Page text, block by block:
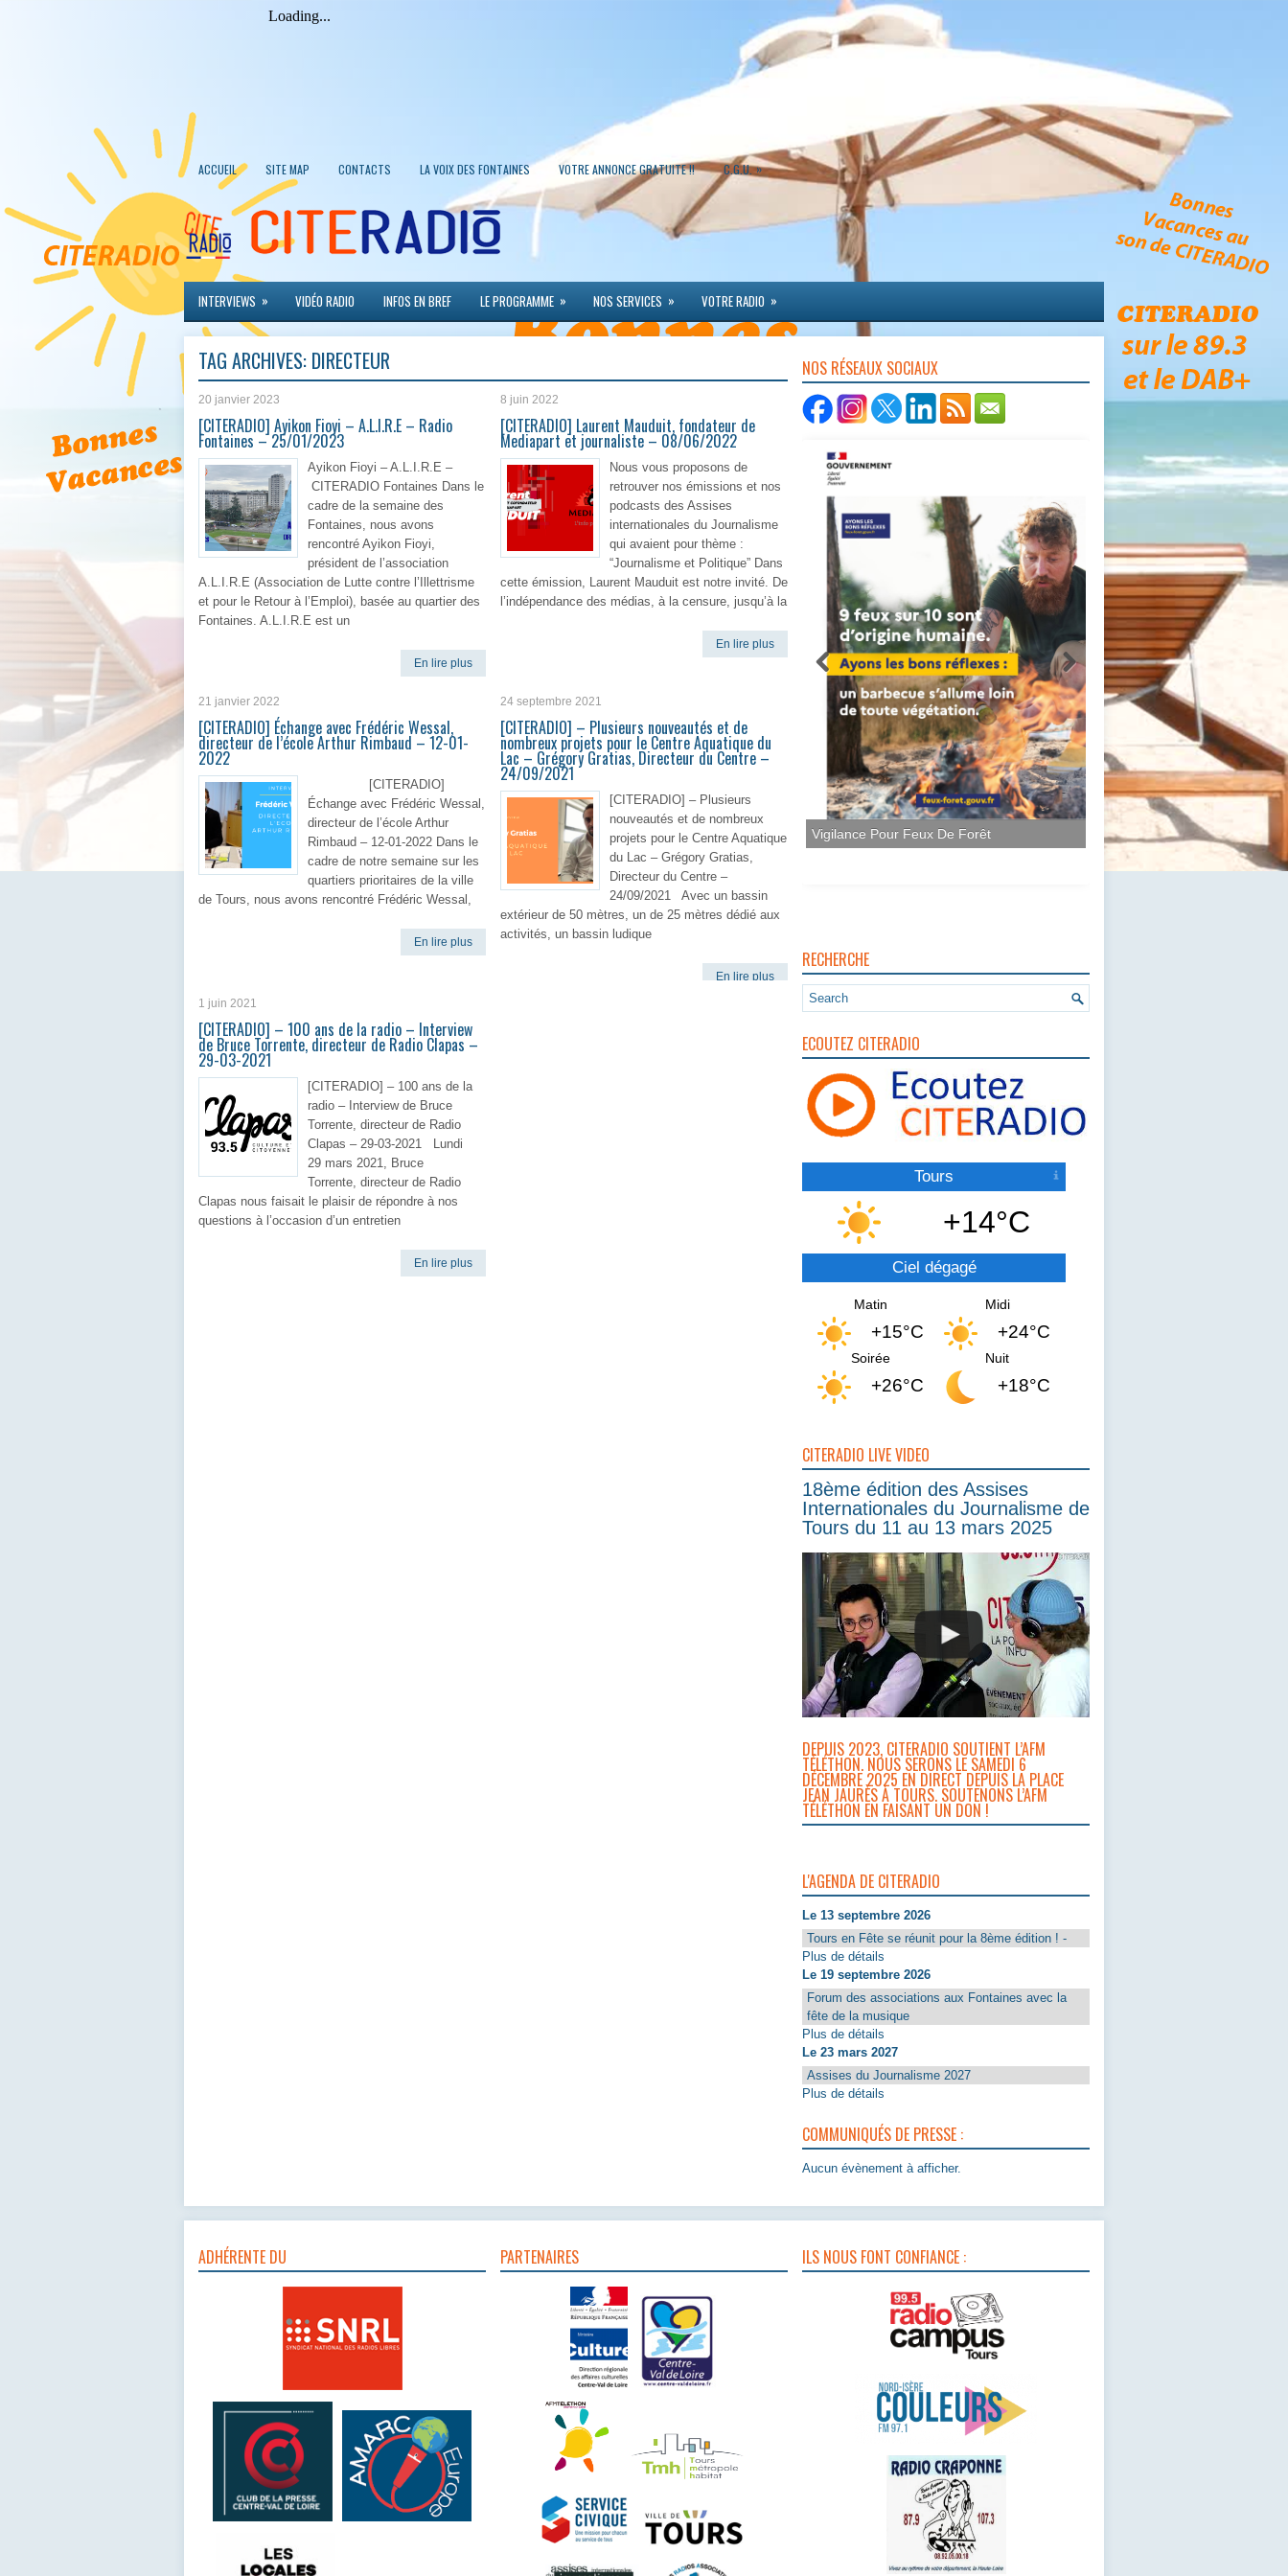
ACCUEIL SITE MAP CONTACTS LA VOIX DES FONTAINES VOTRE ANNONCE GRATUITE !! C.G.U. »
INTERVIEWS » VIDÉO RADIO INFOS EN BREF LE PROGRAMME » NOS SERVICES » VOTRE RADIO »
TAG ARCHIVES: DIRECTEUR
20 janvier 2023
[CITERADIO] Ayikon Fioyi – A.L.I.R.E – Radio
Fontaines – 25/01/2023
Ayikon Fioyi – A.L.I.R.E –
CITERADIO Fontaines Dans le
cadre de la semaine des
Fontaines, nous avons
rencontré Ayikon Fioyi,
président de l’association
A.L.I.R.E (Association de Lutte contre l’Illettrisme
et pour le Retour à l’Emploi), basée au quartier des
Fontaines. A.L.I.R.E est un
En lire plus
8 juin 2022
[CITERADIO] Laurent Mauduit, fondateur de
Mediapart et journaliste – 08/06/2022
Nous vous proposons de
retrouver nos émissions et nos
podcasts des Assises
internationales du Journalisme
qui avaient pour thème :
“Journalisme et Politique” Dans
cette émission, Laurent Mauduit est notre invité. De
l’indépendance des médias, à la censure, jusqu’à la
En lire plus
21 janvier 2022
[CITERADIO] Échange avec Frédéric Wessal,
directeur de l’école Arthur Rimbaud – 12-01-
2022
[CITERADIO]
Échange avec Frédéric Wessal,
directeur de l’école Arthur
Rimbaud – 12-01-2022 Dans le
cadre de notre semaine sur les
quartiers prioritaires de la ville
de Tours, nous avons rencontré Frédéric Wessal,
En lire plus
24 septembre 2021
[CITERADIO] – Plusieurs nouveautés et de
nombreux projets pour le Centre Aquatique du
Lac – Grégory Gratias, Directeur du Centre –
24/09/2021
[CITERADIO] – Plusieurs
nouveautés et de nombreux
projets pour le Centre Aquatique
du Lac – Grégory Gratias,
Directeur du Centre –
24/09/2021 Avec un bassin
extérieur de 50 mètres, un de 25 mètres dédié aux
activités, un bassin ludique
En lire plus
1 juin 2021
[CITERADIO] – 100 ans de la radio – Interview
de Bruce Torrente, directeur de Radio Clapas –
29-03-2021
[CITERADIO] – 100 ans de la
radio – Interview de Bruce
Torrente, directeur de Radio
Clapas – 29-03-2021 Lundi
29 mars 2021, Bruce
Torrente, directeur de Radio
Clapas nous faisait le plaisir de répondre à nos
questions à l’occasion d’un entretien
En lire plus
NOS RÉSEAUX SOCIAUX
Vigilance Pour Feux De Forêt
RECHERCHE
ECOUTEZ CITERADIO
Tours
+14°C
Ciel dégagé
Matin
+15°C
Midi
+24°C
Soirée
+26°C
Nuit
+18°C
CITERADIO LIVE VIDEO
18ème édition des Assises
Internationales du Journalisme de
Tours du 11 au 13 mars 2025
DEPUIS 2023, CITERADIO SOUTIENT L’AFM
TÉLÉTHON. NOUS SERONS LE SAMEDI 6
DÉCEMBRE 2025 EN DIRECT DEPUIS LA PLACE
JEAN JAURÈS À TOURS. SOUTENONS L’AFM
TÉLÉTHON EN FAISANT UN DON !
L'AGENDA DE CITERADIO
Le 13 septembre 2026
Tours en Fête se réunit pour la 8ème édition ! -
Plus de détails
Le 19 septembre 2026
Forum des associations aux Fontaines avec la
fête de la musique
Plus de détails
Le 23 mars 2027
Assises du Journalisme 2027
Plus de détails
COMMUNIQUÉS DE PRESSE :
Aucun évènement à afficher.
ADHÉRENTE DU PARTENAIRES ILS NOUS FONT CONFIANCE :